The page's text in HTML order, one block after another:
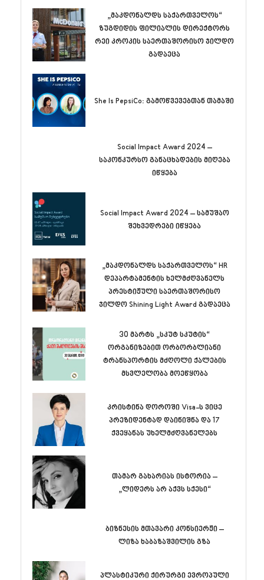
„მაკდონალდს საქართველოს“
ზუგდიდის ფილიალის დირექტორს
რეი კროკის საერთაშორისო ჯილდო
გადაეცა
She Is PepsiCo: გამოწვევებთან თამაში
Social Impact Award 2024 –
საკონკურსო განაცხადების მიღება
იწყება
Social Impact Award 2024 – სამუშაო
შეხვედრები იწყება
„მაკდონალდს საქართველოს“ HR
დეპარტამენტის ხელმძღვანელს
პრესტიჟული საერთაშორისო
ჯილდო Shining Light Award გადაეცა
30 მარტს „სკუტ სკუტის“
ორგანიზებით ორბორბლიანი
ტრანსპორტის მძღოლი ქალების
მსვლელობა მოეწყობა
კრისტინა დოროში Visa-ს ვიცე
პრეზიდენტად დაინიშნა და 17
ქვეყანას უხელმძღვანელებს
თამარ გახარიას ისტორია –
„ლიდერს არ აქვს სქესი“
ბიზნესის მთავარი კონსიერჟი –
ლიზა ხაბაზაშვილის გზა
პლასტიკური ქირურგი ევროპული